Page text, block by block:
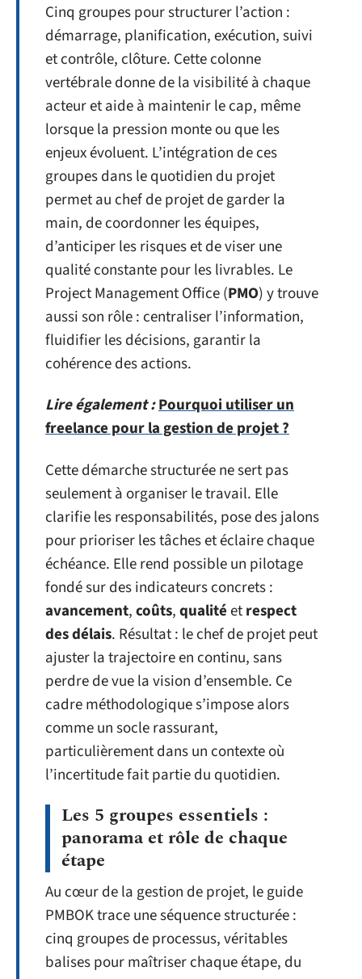
Cinq groupes pour structurer l’action :
démarrage, planification, exécution, suivi
et contrôle, clôture. Cette colonne
vertébrale donne de la visibilité à chaque
acteur et aide à maintenir le cap, même
lorsque la pression monte ou que les
enjeux évoluent. L’intégration de ces
groupes dans le quotidien du projet
permet au chef de projet de garder la
main, de coordonner les équipes,
d’anticiper les risques et de viser une
qualité constante pour les livrables. Le
Project Management Office (PMO) y trouve
aussi son rôle : centraliser l’information,
fluidifier les décisions, garantir la
cohérence des actions.
Lire également :Pourquoi utiliser un
freelance pour la gestion de projet ?
Cette démarche structurée ne sert pas
seulement à organiser le travail. Elle
clarifie les responsabilités, pose des jalons
pour prioriser les tâches et éclaire chaque
échéance. Elle rend possible un pilotage
fondé sur des indicateurs concrets :
avancement,coûts,qualitéetrespect
des délais. Résultat : le chef de projet peut
ajuster la trajectoire en continu, sans
perdre de vue la vision d’ensemble. Ce
cadre méthodologique s’impose alors
comme un socle rassurant,
particulièrement dans un contexte où
l’incertitude fait partie du quotidien.
Les 5 groupes essentiels :
panorama et rôle de chaque
étape
Au cœur de la gestion de projet, le guide
PMBOK trace une séquence structurée :
cinq groupes de processus, véritables
balises pour maîtriser chaque étape, du